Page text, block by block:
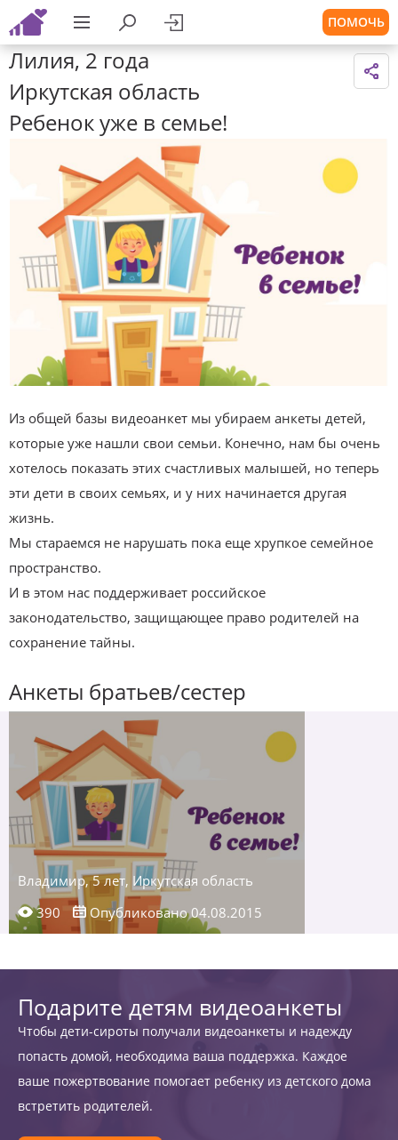
ПОМОЧЬ
Лилия, 2 года
Иркутская область
Ребенок уже в семье!
Из общей базы видеоанкет мы убираем анкеты детей,
которые уже нашли свои семьи. Конечно, нам бы очень
хотелось показать этих счастливых малышей, но теперь
эти дети в своих семьях, и у них начинается другая
жизнь.
Мы стараемся не нарушать пока еще хрупкое семейное
пространство.
И в этом нас поддерживает российское
законодательство, защищающее право родителей на
сохранение тайны.
Анкеты братьев/сестер
Владимир, 5 лет, Иркутская область
390
Опубликовано 04.08.2015
Подарите детям видеоанкеты
Чтобы дети-сироты получали видеоанкеты и надежду
попасть домой, необходима ваша поддержка. Каждое
ваше пожертвование помогает ребенку из детского дома
встретить родителей.